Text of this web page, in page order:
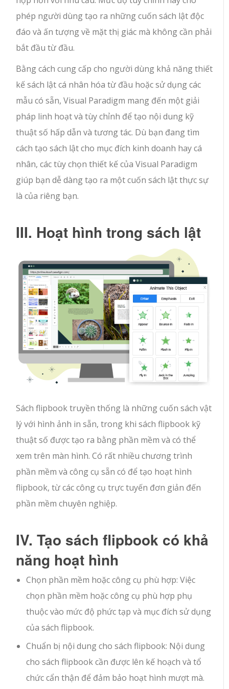
phép người dùng tạo ra những cuốn sách lật độc
đáo và ấn tượng về mặt thị giác mà không cần phải
bắt đầu từ đầu.
Bằng cách cung cấp cho người dùng khả năng thiết
kế sách lật cá nhân hóa từ đầu hoặc sử dụng các
mẫu có sẵn, Visual Paradigm mang đến một giải
pháp linh hoạt và tùy chỉnh để tạo nội dung kỹ
thuật số hấp dẫn và tương tác. Dù bạn đang tìm
cách tạo sách lật cho mục đích kinh doanh hay cá
nhân, các tùy chọn thiết kế của Visual Paradigm
giúp bạn dễ dàng tạo ra một cuốn sách lật thực sự
là của riêng bạn.
III. Hoạt hình trong sách lật
Sách flipbook truyền thống là những cuốn sách vật
lý với hình ảnh in sẵn, trong khi sách flipbook kỹ
thuật số được tạo ra bằng phần mềm và có thể
xem trên màn hình. Có rất nhiều chương trình
phần mềm và công cụ sẵn có để tạo hoạt hình
flipbook, từ các công cụ trực tuyến đơn giản đến
phần mềm chuyên nghiệp.
IV. Tạo sách flipbook có khả
năng hoạt hình
Chọn phần mềm hoặc công cụ phù hợp: Việc
chọn phần mềm hoặc công cụ phù hợp phụ
thuộc vào mức độ phức tạp và mục đích sử dụng
của sách flipbook.
Chuẩn bị nội dung cho sách flipbook: Nội dung
cho sách flipbook cần được lên kế hoạch và tổ
chức cẩn thận để đảm bảo hoạt hình mượt mà.